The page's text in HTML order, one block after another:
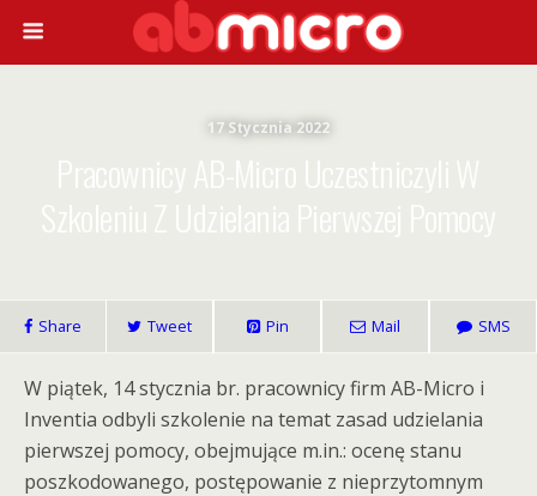
17 Stycznia 2022
Share Tweet Pin Mail SMS
W piątek, 14 stycznia br. pracownicy firm AB-Micro i
Inventia odbyli szkolenie na temat zasad udzielania
pierwszej pomocy, obejmujące m.in.: ocenę stanu
poszkodowanego, postępowanie z nieprzytomnym